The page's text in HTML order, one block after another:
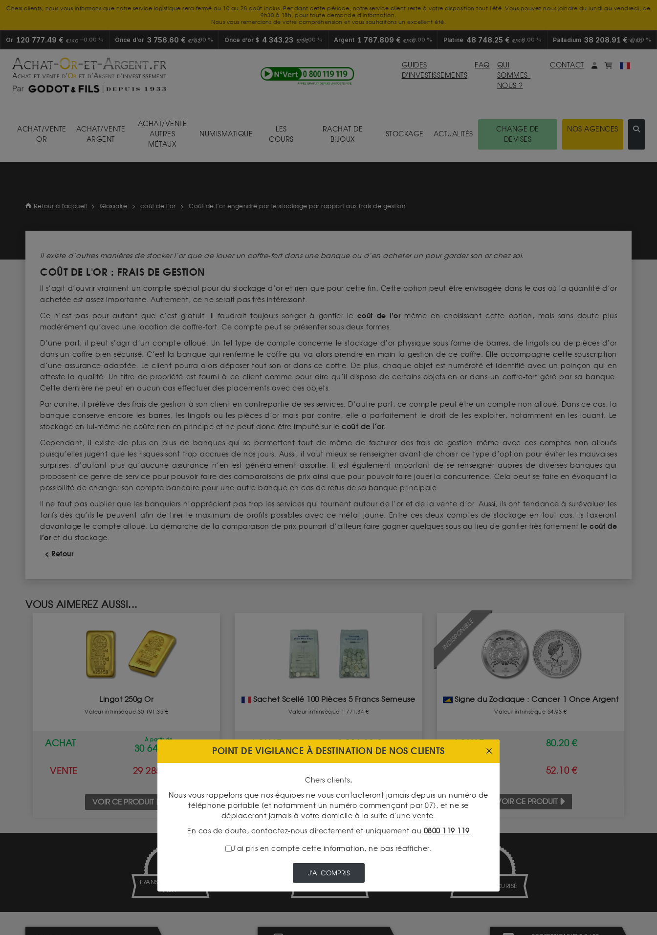
Chers clients, nous vous informons que notre service logistique sera fermé du 10 au 28 août inclus. Pendant cette période, notre service client reste à votre disposition tout l'été. Vous pouvez nous joindre du lundi au vendredi, de
9h30 à 18h, pour toute demande d'information.
Nous vous remercions de votre compréhension et vous souhaitons un excellent été.
Or 120 777.49 € €/KG 0.00 % Once d’or 3 756.60 € €/OZ
0.00 % Once d’or $ 4 343.23 $/OZ0.00 % Argent 1 767.809 € €/KG0.00 % Platine 48 748.25 € €/KG0.00 % Palladium 38 208.91 €€/KG
0.00 %
GUIDES
D'INVESTISSEMENTS
FAQ
QUI
SOMMES-
NOUS ?
CONTACT Mon compte
monpanier
ACHAT/VENTE
OR
ACHAT/VENTE
ARGENT
ACHAT/VENTE
AUTRES
MÉTAUX
NUMISMATIQUE
LES
COURS
RACHAT DE
BIJOUX
STOCKAGE ACTUALITÉS
CHANGE DE
DEVISES
NOS AGENCES
Retour à l'accueil > Glossaire > coût de l’or > Coût de l’or engendré par le stockage par rapport aux frais de gestion
Il existe d’autres manières de stocker l’or que de louer un coffre-fort dans une banque ou d’en acheter un pour garder son or chez soi.
COÛT DE L'OR : FRAIS DE GESTION
Il s’agit d’ouvrir vraiment un compte spécial pour du stockage d’or et rien que pour cette fin. Cette option peut être envisagée dans le cas où la quantité d’or
achetée est assez importante. Autrement, ce ne serait pas très intéressant.
Ce n’est pas pour autant que c’est gratuit. Il faudrait toujours songer à gonfler le coût de l’ormême en choisissant cette option, mais sans doute plus
modérément qu’avec une location de coffre-fort. Ce compte peut se présenter sous deux formes.
D’une part, il peut s’agir d’un compte alloué. Un tel type de compte concerne le stockage d’or physique sous forme de barres, de lingots ou de pièces d’or
dans un coffre bien sécurisé. C’est la banque qui renferme le coffre qui va alors prendre en main la gestion de ce coffre. Elle accompagne cette souscription
d’une assurance adaptée. Le client pourra alors déposer tout son or dans ce coffre. De plus, chaque objet est numéroté et identifié avec un poinçon qui en
atteste la qualité. Un titre de propriété est fourni à ce client comme pour dire qu’il dispose de certains objets en or dans un coffre-fort géré par sa banque.
Cette dernière ne peut en aucun cas effectuer des placements avec ces objets.
Par contre, il prélève des frais de gestion à son client en contrepartie de ses services. D’autre part, ce compte peut être un compte non alloué. Dans ce cas, la
banque conserve encore les barres, les lingots ou les pièces d’or mais par contre, elle a parfaitement le droit de les exploiter, notamment en les louant. Le
stockage en lui-même ne coûte rien en principe et ne peut donc être imputé sur le coût de l’or.
Cependant, il existe de plus en plus de banques qui se permettent tout de même de facturer des frais de gestion même avec ces comptes non alloués
puisqu’elles jugent que les risques sont trop accrues de nos jours. Aussi, il vaut mieux se renseigner avant de choisir ce type d’option pour éviter les mauvaises
surprises, d’autant plus qu’aucune assurance n’en est généralement assortie. Il est également important de se renseigner auprès de diverses banques qui
proposent ce genre de service pour pouvoir faire des comparaisons de prix ainsi que pour pouvoir faire jouer la concurrence. Cela peut se faire en évoquant la
possibilité de changer son compte bancaire pour une autre banque en cas de refus de sa banque principale.
Il ne faut pas oublier que les banquiers n’apprécient pas trop les services qui tournent autour de l’or et de la vente d’or. Aussi, ils ont tendance à surévaluer les
tarifs dès qu’ils le peuvent afin de tirer le maximum de profits possibles avec ce métal jaune. Entre ces deux comptes de stockage en tout cas, ils taxeront
davantage le compte alloué. La démarche de la comparaison de prix pourrait d’ailleurs faire gagner quelques sous au lieu de gonfler très fortement lecoût de
l’oret du stockage.
< Retour
VOUS AIMEREZ AUSSI...
Lingot 250g Or
Valeur intrinsèque 30 191.35 €
ACHAT À partir de
30 641.50 €
VENTE 29 285.50 €
VOIR CE PRODUIT
Sachet Scellé 100 Pièces 5 Francs Semeuse
Valeur intrinsèque 1 771.34 €
VOIR CE PRODUIT
INDISPONIBLE
Signe du Zodiaque : Cancer 1 Once Argent
Valeur intrinsèque 54.93 €
80.20 €
52.10 €
VOIR CE PRODUIT
TRANSPARENCE DES
PRIX
PAIEMENT SECURISÉ
POINT DE VIGILANCE À DESTINATION DE NOS CLIENTS
Chers clients,
Nous vous rappelons que nos équipes ne vous contacteront jamais depuis un numéro de
téléphone portable (et notamment un numéro commençant par 07), et ne se
déplaceront jamais à votre domicile à la suite d'une vente.
En cas de doute, contactez-nous directement et uniquement au 0800 119 119
J'ai pris en compte cette information, ne pas réafficher.
J'AI COMPRIS